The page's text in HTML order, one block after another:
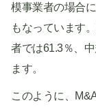
模事業者の場合
もなっています
者では61.3％、
ます。
このように、